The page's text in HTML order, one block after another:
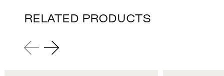
RELATED PRODUCTS